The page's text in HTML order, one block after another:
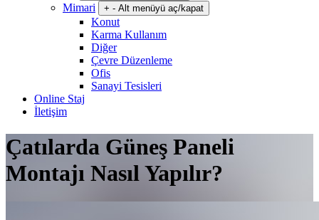
Mimari + - Alt menüyü aç/kapat
Konut
Karma Kullanım
Diğer
Çevre Düzenleme
Ofis
Sanayi Tesisleri
Online Staj
İletişim
Çatılarda Güneş Paneli
Montajı Nasıl Yapılır?